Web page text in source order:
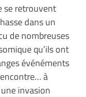
se retrouvent
dans un
de nombreuses
qu’ils ont
événéments
à
invasion